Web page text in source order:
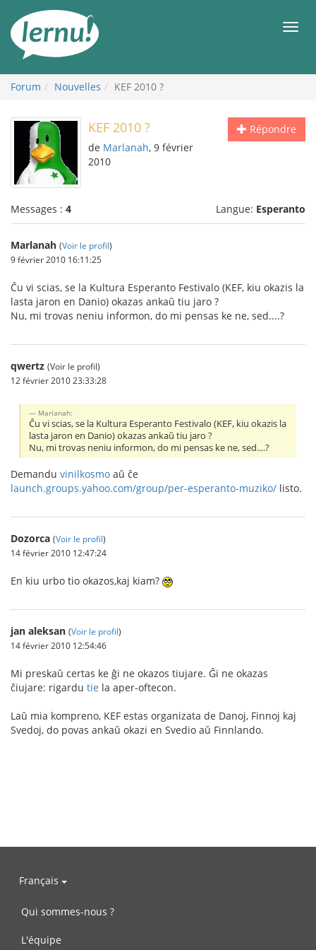
contenu
Forum Nouvelles KEF 2010 ?
Répondre
KEF 2010 ?
de Marlanah, 9 février
2010
Messages : 4 Langue: Esperanto
Marlanah (Voir le profil)
9 février 2010 16:11:25
Ĉu vi scias, se la Kultura Esperanto Festivalo (KEF, kiu okazis la
lasta jaron en Danio) okazas ankaŭ tiu jaro ?
Nu, mi trovas neniu informon, do mi pensas ke ne, sed....?
qwertz (Voir le profil)
12 février 2010 23:33:28
Marlanah:
Ĉu vi scias, se la Kultura Esperanto Festivalo (KEF, kiu okazis la
lasta jaron en Danio) okazas ankaŭ tiu jaro ?
Nu, mi trovas neniu informon, do mi pensas ke ne, sed....?
Demandu vinilkosmo aŭ ĉe
launch.groups.yahoo.com/group/per-esperanto-muziko/ listo.
Dozorca (Voir le profil)
14 février 2010 12:47:24
En kiu urbo tio okazos,kaj kiam?
jan aleksan (Voir le profil)
14 février 2010 12:54:46
Mi preskaŭ certas ke ĝi ne okazos tiujare. Ĝi ne okazas
ĉiujare: rigardu tie la aper-oftecon.
Laŭ mia kompreno, KEF estas organizata de Danoj, Finnoj kaj
Svedoj, do povas ankaŭ okazi en Svedio aŭ Finnlando.
Français
Qui sommes-nous ?
L'équipe